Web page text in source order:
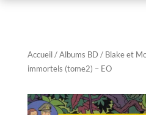
Accueil/Albums BD / Blake et
immortels (tome2) – EO